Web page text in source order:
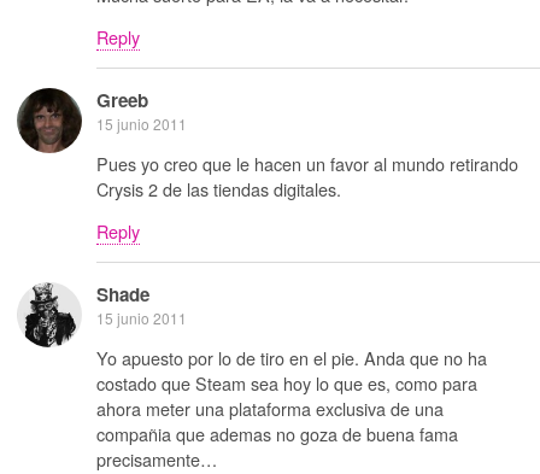
Reply
Greeb
15 junio 2011
Pues yo creo que le hacen un favor al mundo retirando
Crysis 2 de las tiendas digitales.
Reply
Shade
15 junio 2011
Yo apuesto por lo de tiro en el pie. Anda que no ha
costado que Steam sea hoy lo que es, como para
ahora meter una plataforma exclusiva de una
compañia que ademas no goza de buena fama
precisamente…